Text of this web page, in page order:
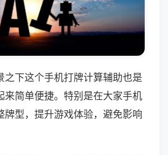
之下这个手机打牌计算辅助也是
来简单便捷。特别是在大家手机
牌型，提升游戏体验，避免影响